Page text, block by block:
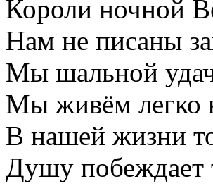
Короли ночной
Нам не писаны
Мы шальной
Мы живём легко
В нашей жизни
Душу побеждает